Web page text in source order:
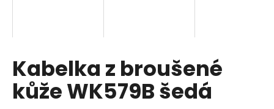
Kabelka z broušené
kůže WK579B šedá
D
o
p